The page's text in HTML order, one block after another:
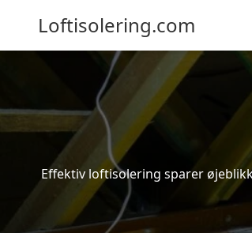
Loftisolering.com
Effektiv loftisolering sparer